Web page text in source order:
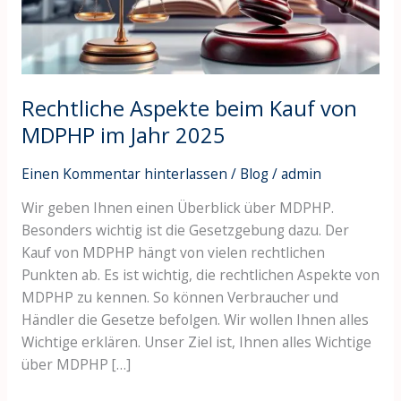
Rechtliche Aspekte beim Kauf von
MDPHP im Jahr 2025
Einen Kommentar hinterlassen / Blog/admin
Wir geben Ihnen einen Überblick über MDPHP.
Besonders wichtig ist die Gesetzgebung dazu. Der
Kauf von MDPHP hängt von vielen rechtlichen
Punkten ab. Es ist wichtig, die rechtlichen Aspekte von
MDPHP zu kennen. So können Verbraucher und
Händler die Gesetze befolgen. Wir wollen Ihnen alles
Wichtige erklären. Unser Ziel ist, Ihnen alles Wichtige
über MDPHP […]
im
2025